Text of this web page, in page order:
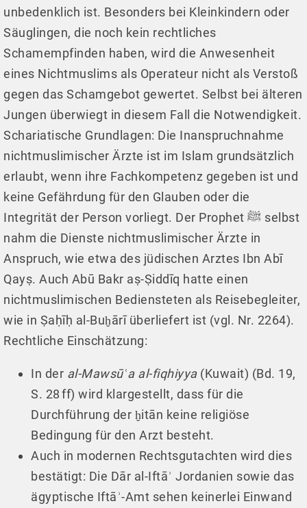
unbedenklich ist. Besonders bei Kleinkindern oder
Säuglingen, die noch kein rechtliches
Schamempfinden haben, wird die Anwesenheit
eines Nichtmuslims als Operateur nicht als Verstoß
gegen das Schamgebot gewertet. Selbst bei älteren
Jungen überwiegt in diesem Fall die Notwendigkeit.
Schariatische Grundlagen: Die Inanspruchnahme
nichtmuslimischer Ärzte ist im Islam grundsätzlich
erlaubt, wenn ihre Fachkompetenz gegeben ist und
keine Gefährdung für den Glauben oder die
Integrität der Person vorliegt. Der Prophet ﷺ selbst
nahm die Dienste nichtmuslimischer Ärzte in
Anspruch, wie etwa des jüdischen Arztes Ibn Abī
Qayṣ. Auch Abū Bakr aṣ-Ṣiddīq hatte einen
nichtmuslimischen Bediensteten als Reisebegleiter,
wie in Ṣaḥīḥ al-Buḫārī überliefert ist (vgl. Nr. 2264).
Rechtliche Einschätzung:
In der al-Mawsūʿa al-fiqhiyya(Kuwait) (Bd. 19,
S. 28 ff) wird klargestellt, dass für die
Durchführung der ḫitān keine religiöse
Bedingung für den Arzt besteht.
Auch in modernen Rechtsgutachten wird dies
bestätigt: Die Dār al-Iftāʾ Jordanien sowie das
ägyptische Iftāʾ-Amt sehen keinerlei Einwand